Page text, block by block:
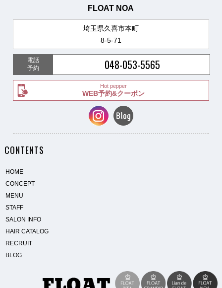
FLOAT NOA
埼玉県久喜市本町
8-5-71
電話
予約
048-053-5565
Hot pepper
WEB予約&クーポン
CONTENTS
HOME
CONCEPT
MENU
STAFF
SALON INFO
HAIR CATALOG
RECRUIT
BLOG